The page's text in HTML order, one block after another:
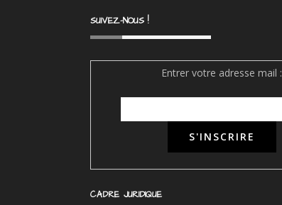
SUIVEZ-NOUS !
Entrer votre adresse mail :
CADRE JURIDIQUE